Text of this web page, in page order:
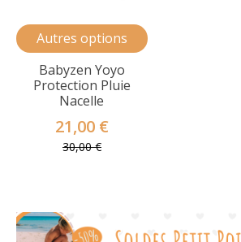
Autres options
Babyzen Yoyo
Protection Pluie
Nacelle
21,00 €
30,00 €